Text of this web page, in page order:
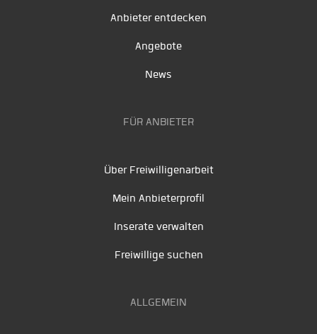
Anbieter entdecken
Angebote
News
FÜR ANBIETER
Über Freiwilligenarbeit
Mein Anbieterprofil
Inserate verwalten
Freiwillige suchen
ALLGEMEIN